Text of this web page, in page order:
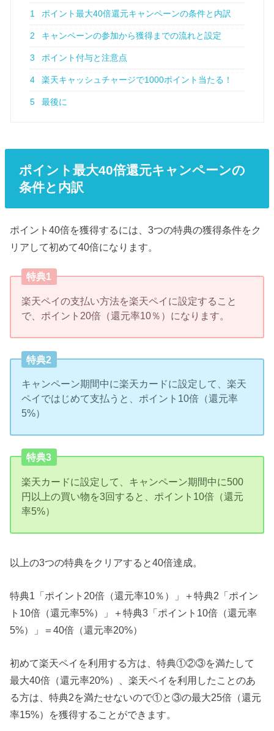
1 ポイント最大40倍還元キャンペーンの条件と内訳
2 キャンペーンの参加から獲得までの流れと設定
3 ポイント付与と注意点
4 楽天キャッシュチャージで1000ポイント当たる！
5 最後に
ポイント最大40倍還元キャンペーンの
条件と内訳
ポイント40倍を獲得するには、3つの特典の獲得条件をク
リアして初めて40倍になります。
特典1
楽天ペイの支払い方法を楽天ペイに設定すること
で、ポイント20倍（還元率10％）になります。
特典2
キャンペーン期間中に楽天カードに設定して、楽天
ペイではじめて支払うと、ポイント10倍（還元率
5%）
特典3
楽天カードに設定して、キャンペーン期間中に500
円以上の買い物を3回すると、ポイント10倍（還元
率5%）
以上の3つの特典をクリアすると40倍達成。
特典1「ポイント20倍（還元率10％）」＋特典2「ポイン
ト10倍（還元率5%）」＋特典3「ポイント10倍（還元率
5%）」＝40倍（還元率20%）
初めて楽天ペイを利用する方は、特典①②③を満たして
最大40倍（還元率20%）、楽天ペイを利用したことのあ
る方は、特典2を満たせないので①と③の最大25倍（還元
率15%）を獲得することができます。